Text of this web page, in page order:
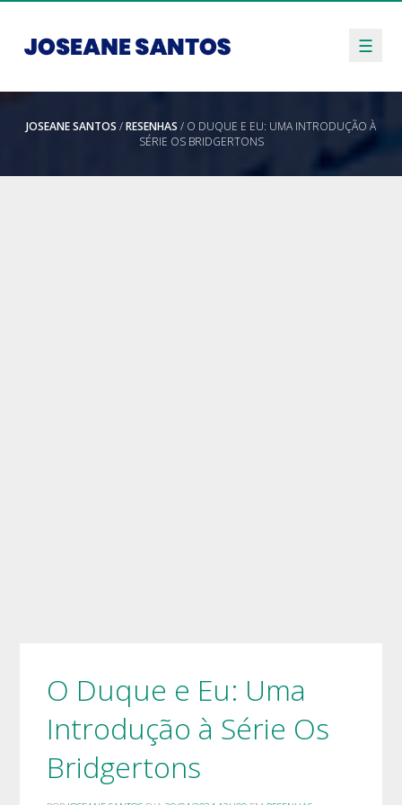
☰
JOSEANE SANTOS /RESENHAS / O DUQUE E EU: UMA INTRODUÇÃO À
SÉRIE OS BRIDGERTONS
O Duque e Eu: Uma
Introdução à Série Os
Bridgertons